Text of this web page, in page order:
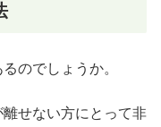
のでしょうか。
せない方にとって非